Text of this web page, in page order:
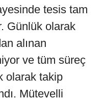
tesis tam
Günlük olarak
alınan
ve tüm süreç
olarak takip
Mütevelli